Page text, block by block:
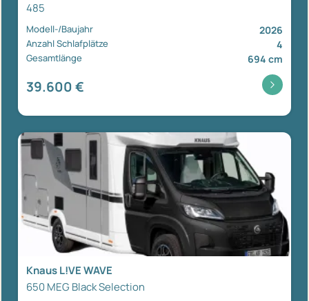
485
Modell-/Baujahr 2026
Anzahl Schlafplätze 4
Gesamtlänge 694 cm
39.600 €
Knaus L!VE WAVE
650 MEG Black Selection